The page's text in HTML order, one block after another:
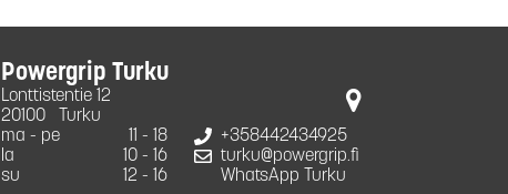
Powergrip Turku
Lonttistentie 12
20100
Turku
ma - pe
11 - 18
la
10 - 16
su
12 - 16
+358442434925
turku@powergrip.fi
WhatsApp Turku